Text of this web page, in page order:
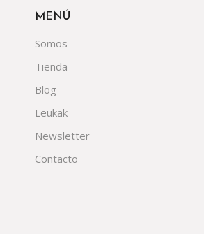
MENÚ
Somos
Tienda
Blog
Leukak
Newsletter
Contacto